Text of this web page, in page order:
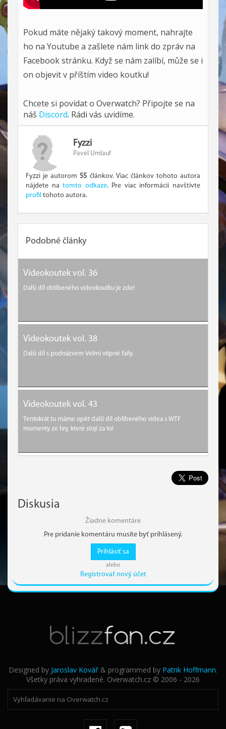
Pokud máte nějaký takový moment, nahrajte
ho na Youtube a zašlete nám link do zpráv na
Facebook stránku. Když se nám zalíbí, může se i
on objevit v příštím video koutku!
Chcete si povídat o Overwatch? Připojte se na
náš Discord. Rádi vás uvidíme.
Fyzzi
Pavel Umlauf
Fyzzi je autorom55 článkov. Viac článkov tohoto autora
nájdete natomto odkaze. Pre viac informácií navštívte
profil tohoto autora.
Podobné články
Videokoutek vol. 36
Další díl oblíbeného videokoutku je zde!
Videokoutek vol. 38
Další díl s podnázvem Velmi vtipné faily.
Videokoutek vol. 43
Tentokrát tu máme opět další díl oblíbeného videa s WTF
momenty ze hry, které stojí za to!
Diskusia
Žiadne komentáre
Pre pridanie komentáru musíte byť prihlásený.
Prihlásiť sa
alebo
Registrovať nový účet
Designed by Jaroslav Kovář & programmed by Patrik Hoffmann.
Všetky práva vyhradené. Overwatch.cz © 2006 - 2026